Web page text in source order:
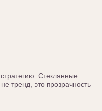
Стеклянные
тренд, это прозрачность